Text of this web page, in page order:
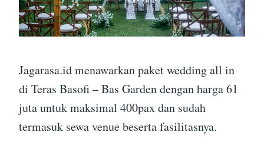
Jagarasa.id menawarkan paket wedding all in
di Teras Basofi – Bas Garden dengan harga 61
juta untuk maksimal 400pax dan sudah
termasuk sewa venue beserta fasilitasnya.